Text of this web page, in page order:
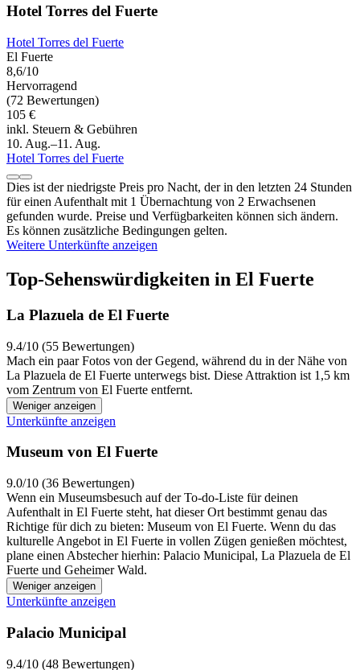
Hotel Torres del Fuerte
Hotel Torres del Fuerte
El Fuerte
8,6/10
Hervorragend
(72 Bewertungen)
105 €
inkl. Steuern & Gebühren
10. Aug.–11. Aug.
Hotel Torres del Fuerte
Dies ist der niedrigste Preis pro Nacht, der in den letzten 24 Stunden
für einen Aufenthalt mit 1 Übernachtung von 2 Erwachsenen
gefunden wurde. Preise und Verfügbarkeiten können sich ändern.
Es können zusätzliche Bedingungen gelten.
Weitere Unterkünfte anzeigen
Top-Sehenswürdigkeiten in El Fuerte
La Plazuela de El Fuerte
9.4/10 (55 Bewertungen)
Mach ein paar Fotos von der Gegend, während du in der Nähe von
La Plazuela de El Fuerte unterwegs bist. Diese Attraktion ist 1,5 km
vom Zentrum von El Fuerte entfernt.
Weniger anzeigen
Unterkünfte anzeigen
Museum von El Fuerte
9.0/10 (36 Bewertungen)
Wenn ein Museumsbesuch auf der To-do-Liste für deinen
Aufenthalt in El Fuerte steht, hat dieser Ort bestimmt genau das
Richtige für dich zu bieten: Museum von El Fuerte. Wenn du das
kulturelle Angebot in El Fuerte in vollen Zügen genießen möchtest,
plane einen Abstecher hierhin: Palacio Municipal, La Plazuela de El
Fuerte und Geheimer Wald.
Weniger anzeigen
Unterkünfte anzeigen
Palacio Municipal
9.4/10 (48 Bewertungen)